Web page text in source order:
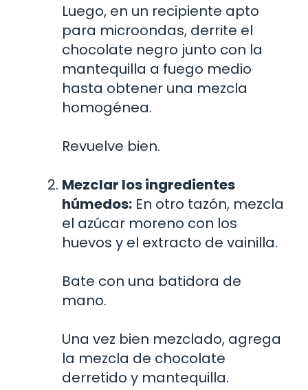
Luego, en un recipiente apto
para microondas, derrite el
chocolate negro junto con la
mantequilla a fuego medio
hasta obtener una mezcla
homogénea.
Revuelve bien.
Mezclar los ingredientes
húmedos: En otro tazón, mezcla
el azúcar moreno con los
huevos y el extracto de vainilla.
Bate con una batidora de
mano.
Una vez bien mezclado, agrega
la mezcla de chocolate
derretido y mantequilla.